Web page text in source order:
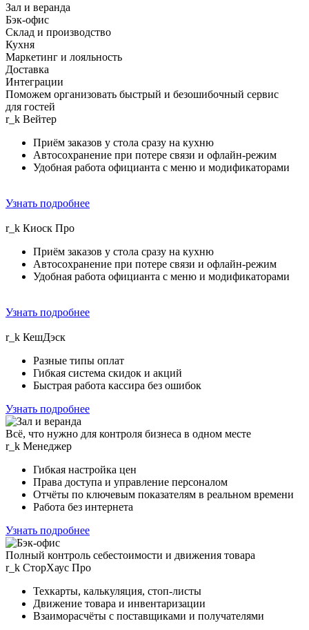
Зал и веранда
Бэк-офис
Склад и производство
Кухня
Маркетинг и лояльность
Доставка
Интеграции
Поможем организовать быстрый и безошибочный сервис
для гостей
r_k Вейтер
Приём заказов у стола сразу на кухню
Автосохранение при потере связи и офлайн-режим
Удобная работа официанта с меню и модификаторами
Узнать подробнее
r_k Киоск Прo
Приём заказов у стола сразу на кухню
Автосохранение при потере связи и офлайн-режим
Удобная работа официанта с меню и модификаторами
Узнать подробнее
r_ k КешДэск
Разные типы оплат
Гибкая система скидок и акций
Быстрая работа кассира без ошибок
Узнать подробнее
Всё, что нужно для контроля бизнеса в одном месте
r_k Менеджер
Гибкая настройка цен
Права доступа и управление персоналом
Отчёты по ключевым показателям в реальном времени
Работа без интернета
Узнать подробнее
Полный контроль себестоимости и движения товара
r_k СторХаус Прo
Техкарты, калькуляция, стоп-листы
Движение товара и инвентаризации
Взаиморасчёты с поставщиками и получателями